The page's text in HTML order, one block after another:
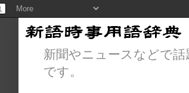
新聞やニュースなどで
です。